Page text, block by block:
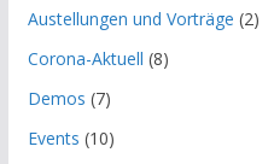
Austellungen und Vorträge (2)
Corona-Aktuell (8)
Demos (7)
Events (10)